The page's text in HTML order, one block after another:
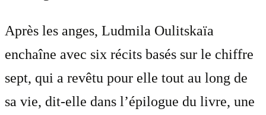
Après les anges, Ludmila Oulitskaïa
enchaîne avec six récits basés sur le chiffre
sept, qui a revêtu pour elle tout au long de
sa vie, dit-elle dans l’épilogue du livre, une